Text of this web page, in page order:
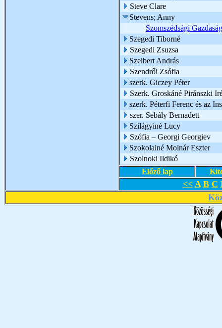
Steve Clare
Stevens; Anny
Szomszédsági
Szegedi Tiborné
Szegedi Zsuzsa
Szeibert András
Szendrői Zsófia
szerk. Giczey Péter
Szerk. Groskáné Piránszki
szerk. Péterfi Ferenc és az
szer. Sebály Bernadett
Szilágyiné Lucy
Szófia – Georgi Georgiev
Szokolainé Molnár Eszter
Szolnoki Ildikó
Előző lap
<< A B C